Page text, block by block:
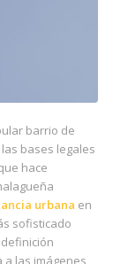
barrio de
bases legales
hace
urbana en
sofisticado